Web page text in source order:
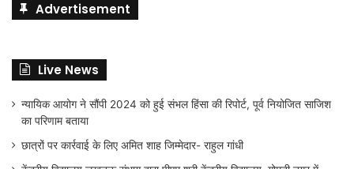
Advertisement
Live News
न्यायिक आयोग ने सौंपी 2024 को हुई संभल हिंसा की रिपोर्ट, पूर्व नियोजित साजिश
का परिणाम बताया
छात्रों पर कार्रवाई के लिए अमित शाह जिम्मेदार- राहुल गांधी